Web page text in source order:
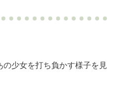
の少女を打ち負かす様子を見